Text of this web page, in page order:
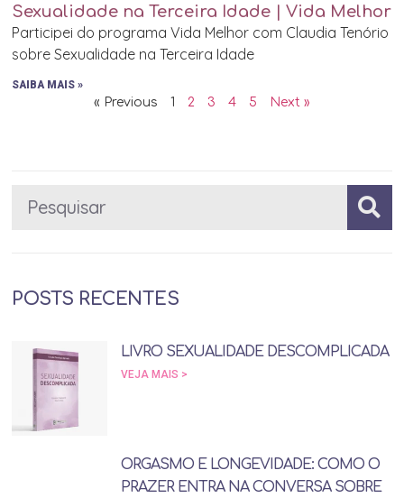
Sexualidade na Terceira Idade | Vida Melhor
Participei do programa Vida Melhor com Claudia Tenório
sobre Sexualidade na Terceira Idade
SAIBA MAIS »
« Previous 1 2 3 4 5 Next »
POSTS RECENTES
LIVRO SEXUALIDADE DESCOMPLICADA
VEJA MAIS >
ORGASMO E LONGEVIDADE: COMO O
PRAZER ENTRA NA CONVERSA SOBRE